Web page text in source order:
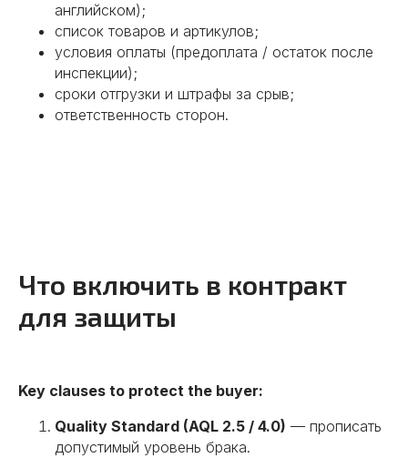
английском);
список товаров и артикулов;
условия оплаты (предоплата / остаток после
инспекции);
сроки отгрузки и штрафы за срыв;
ответственность сторон.
Что включить в контракт
для защиты
Key clauses to protect the buyer:
Quality Standard (AQL 2.5 / 4.0) — прописать
допустимый уровень брака.